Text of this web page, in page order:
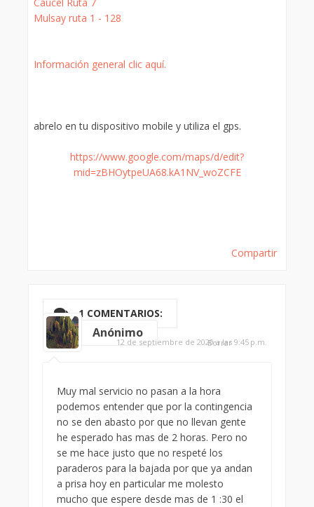
Mulsay ruta 1 - 128
Información general clic aquí.
abrelo en tu dispositivo mobile y utiliza el gps.
https://www.google.com/maps/d/edit?
mid=zBHOytpeUA68.kA1NV_woZCFE
Compartir
1 COMENTARIOS:
Anónimo
12 de septiembre de 2020 a las 9:45 p.m.
Borrar
Muy mal servicio no pasan a la hora
podemos entender que por la contingencia
no se den abasto por que no llevan gente
he esperado has mas de 2 horas. Pero no
se me hace justo que no respeté los
paraderos para la bajada por que ya andan
a prisa hoy en particular me molesto
mucho que espere desde mas de 1 :30 el